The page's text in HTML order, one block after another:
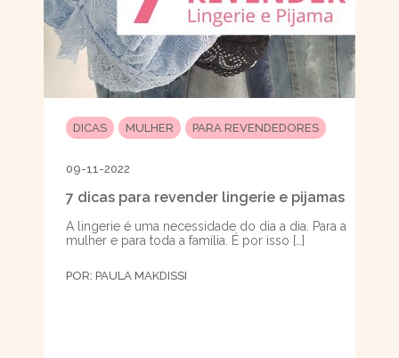
DICAS MULHER PARA REVENDEDORES
09-11-2022
7 dicas para revender lingerie e pijamas
A lingerie é uma necessidade do dia a dia. Para a
mulher e para toda a família. É por isso […]
POR: PAULA MAKDISSI